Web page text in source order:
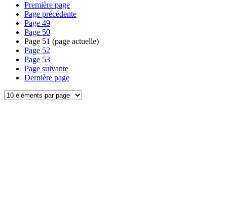
Première page
Page précédente
Page 49
Page 50
Page 51 (page actuelle)
Page 52
Page 53
Page suivante
Dernière page